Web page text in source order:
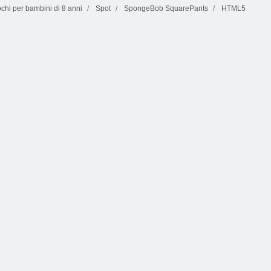
per bambini di 8 anni Spot SpongeBob SquarePants HTML5